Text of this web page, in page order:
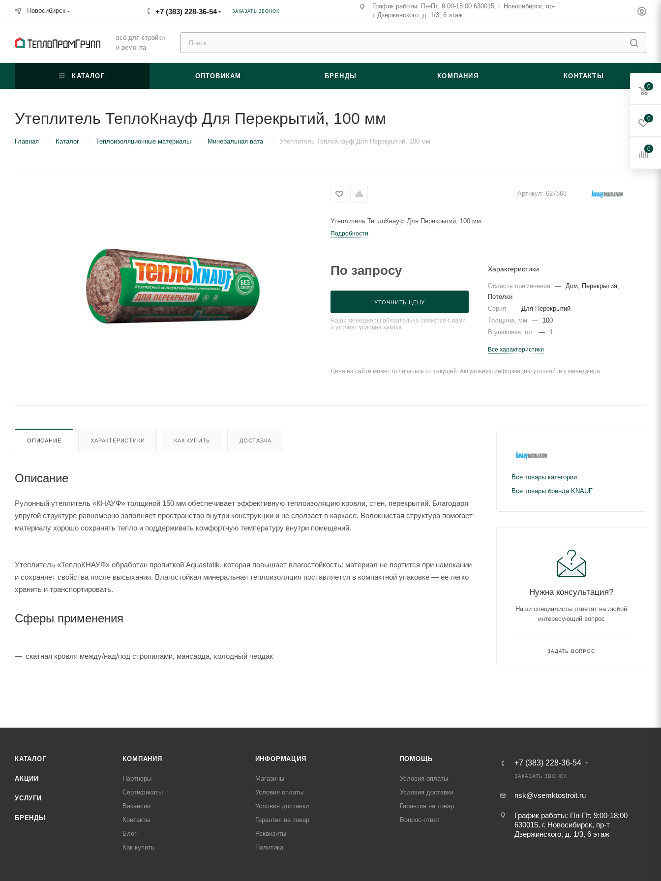
Новосибирск +7 (383) 228-36-54 ЗАКАЗАТЬ ЗВОНОК
График работы: Пн-Пт, 9:00-18:00 630015, г. Новосибирск, пр-
т Дзержинского, д. 1/3, 6 этаж
всё для стройки
и ремонта
КАТАЛОГ ОПТОВИКАМ БРЕНДЫ КОМПАНИЯ КОНТАКТЫ
Утеплитель ТеплоКнауф Для Перекрытий, 100 мм
Главная — Каталог — Теплоизоляционные материалы — Минеральная вата — Утеплитель ТеплоКнауф Для Перекрытий, 100 мм
Артикул: 627868
Утеплитель ТеплоКнауф Для Перекрытий, 100 мм
Подробности
По запросу
УТОЧНИТЬ ЦЕНУ
Наши менеджеры обязательно свяжутся с вами
и уточнят условия заказа
Характеристики
Область применения — Дом, Перекрытия,
Потолки
Серия
— Для Перекрытий
Толщина, мм
—
100
В упаковке, шт.
— 1
Все характеристики
Цена на сайте может отличаться от текущей. Актуальную информацию уточняйте у менеджера.
ОПИСАНИЕ ХАРАКТЕРИСТИКИ КАК КУПИТЬ ДОСТАВКА
Описание
Рулонный утеплитель «КНАУФ» толщиной 150 мм обеспечивает эффективную теплоизоляцию кровли, стен, перекрытий. Благодаря
упругой структуре равномерно заполняет пространство внутри конструкции и не сползает в каркасе. Волокнистая структура помогает
материалу хорошо сохранять тепло и поддерживать комфортную температуру внутри помещений.
Утеплитель «ТеплоКНАУФ» обработан пропиткой Aquastatik, которая повышает влагостойкость: материал не портится при намокании
и сохраняет свойства после высыхания. Влагостойкая минеральная теплоизоляция поставляется в компактной упаковке — ее легко
хранить и транспортировать.
Сферы применения
скатная кровля между/над/под стропилами, мансарда, холодный чердак
Все товары категории
Все товары бренда KNAUF
Нужна консультация?
Наши специалисты ответят на любой
интересующий вопрос
ЗАДАТЬ ВОПРОС
КАТАЛОГ
АКЦИИ
УСЛУГИ
БРЕНДЫ
КОМПАНИЯ
Партнеры
Сертификаты
Вакансии
Контакты
Блог
Как купить
ИНФОРМАЦИЯ
Магазины
Условия оплаты
Условия доставки
Гарантия на товар
Реквизиты
Политика
ПОМОЩЬ
Условия оплаты
Условия доставки
Гарантия на товар
Вопрос-ответ
+7 (383) 228-36-54
ЗАКАЗАТЬ ЗВОНОК
nsk@vsemktostroit.ru
График работы: Пн-Пт, 9:00-18:00
630015, г. Новосибирск, пр-т
Дзержинского, д. 1/3, 6 этаж
0
0
0